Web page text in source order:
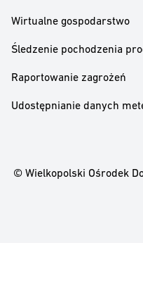
Wirtualne gospodarstwo
Śledzenie pochodzenia
Raportowanie zagrożeń
Udostępnianie danych
© Wielkopolski Ośrodek